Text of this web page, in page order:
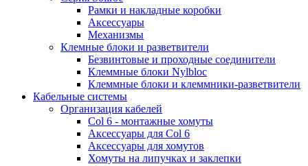
Рамки и накладные коробки
Аксессуары
Механизмы
Клемные блоки и разветвители
Безвинтовые и проходные соединители
Клеммные блоки Nylbloc
Клеммные блоки и клеммники-разветвители
Кабельные системы
Организация кабелей
Col 6 - монтажные хомуты
Аксессуары для Col 6
Аксессуары для хомутов
Хомуты на липучках и заклепки